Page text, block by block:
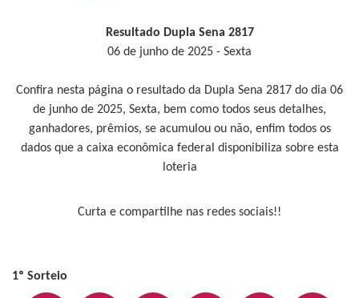
Resultado Dupla Sena 2817
06 de junho de 2025 - Sexta
Confira nesta página o resultado da Dupla Sena 2817 do dia 06
de junho de 2025, Sexta, bem como todos seus detalhes,
ganhadores, prêmios, se acumulou ou não, enfim todos os
dados que a caixa econômica federal disponibiliza sobre esta
loteria
Curta e compartilhe nas redes sociais!!
1º Sorteio